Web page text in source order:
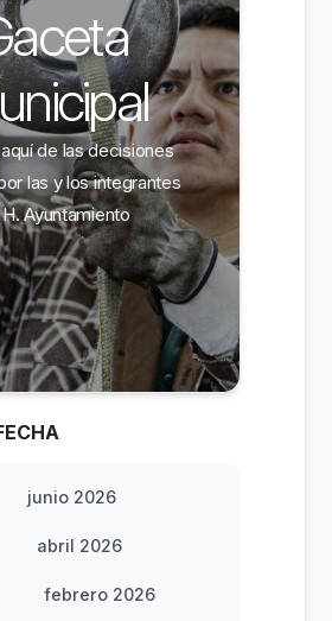
de las decisiones
las y los integrantes
Ayuntamiento
junio 2026
abril 2026
febrero 2026